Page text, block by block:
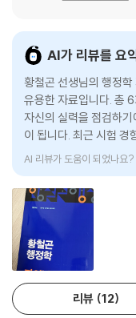
AI가 리뷰를 요
황철곤 선생님의 행정
유용한 자료입니다. 총
자신의 실력을 점검하
이 됩니다. 최근 시험 경
들이
AI 리뷰가 도움이 되었나요?